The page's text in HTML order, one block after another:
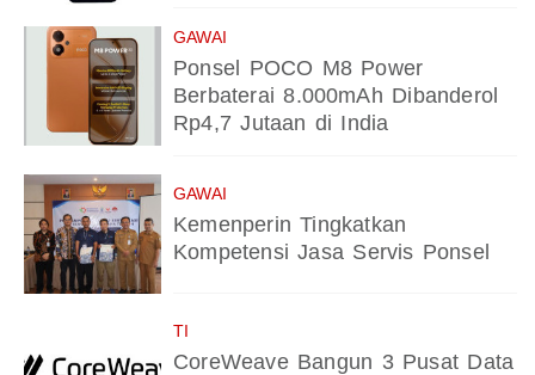
GAWAI
Ponsel POCO M8 Power
Berbaterai 8.000mAh Dibanderol
Rp4,7 Jutaan di India
GAWAI
Kemenperin Tingkatkan
Kompetensi Jasa Servis Ponsel
TI
CoreWeave Bangun 3 Pusat Data